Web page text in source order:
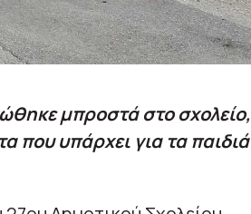
μπροστά στο σχολείο,
που υπάρχει για τα παιδιά